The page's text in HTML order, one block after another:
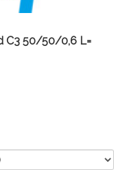
C3 50/50/0,6 L=